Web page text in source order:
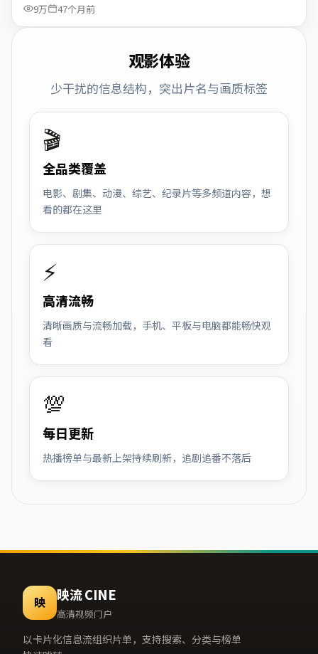
9万
47个月前
观影体验
少干扰的信息结构，突出片名与画质标签
🎬
全品类覆盖
电影、剧集、动漫、综艺、纪录片等多频道内容，想
看的都在这里
⚡
高清流畅
清晰画质与流畅加载，手机、平板与电脑都能畅快观
看
💯
每日更新
热播榜单与最新上架持续刷新，追剧追番不落后
映 映流 CINE
高清视频门户
以卡片化信息流组织片单，支持搜索、分类与榜单